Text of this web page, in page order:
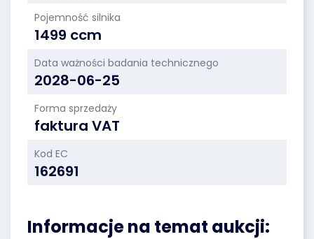
Pojemność silnika
1499 ccm
Data ważności badania technicznego
2028-06-25
Forma sprzedaży
faktura VAT
Kod EC
162691
Informacje na temat aukcji: